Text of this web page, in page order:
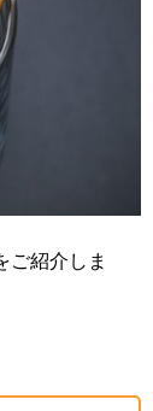
ご紹介しま